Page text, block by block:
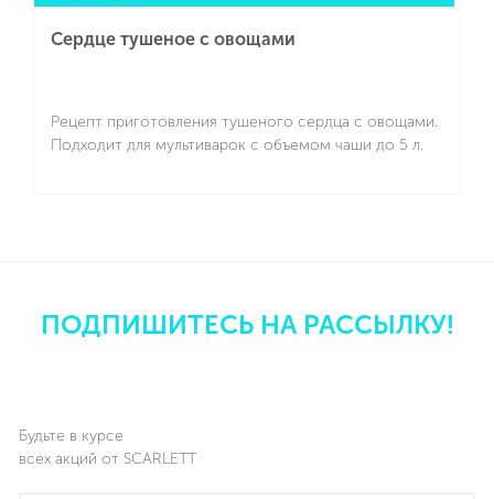
Сердце тушеное с овощами
Рецепт приготовления тушеного сердца с овощами.
Подходит для мультиварок с объемом чаши до 5 л.
ПОДПИШИТЕСЬ НА РАССЫЛКУ!
Будьте в курсе
всех акций от SCARLETT